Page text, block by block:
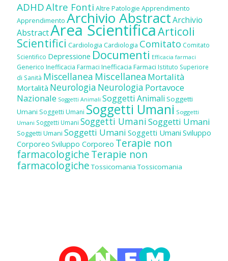
ADHDAltre Fonti Altre Patologie Apprendimento
Apprendimento Archivio AbstractArchivio
AbstractArea ScientificaArticoli
Scientifici Cardiologia Cardiologia Comitato Comitato
Scientifico Depressione Documenti Efficacia farmaci
Generico Inefficacia Farmaci Inefficacia Farmaci Istituto Superiore
di Sanità Miscellanea Miscellanea Mortalità
Mortalità Neurologia Neurologia Portavoce
Nazionale Soggetti Animali Soggetti Animali Soggetti
Umani Soggetti Umani Soggetti Umani Soggetti
Umani Soggetti Umani Soggetti UmaniSoggetti Umani
Soggetti Umani Soggetti Umani Soggetti Umani Sviluppo
Corporeo Sviluppo Corporeo Terapie non
farmacologicheTerapie non
farmacologiche Tossicomania Tossicomania